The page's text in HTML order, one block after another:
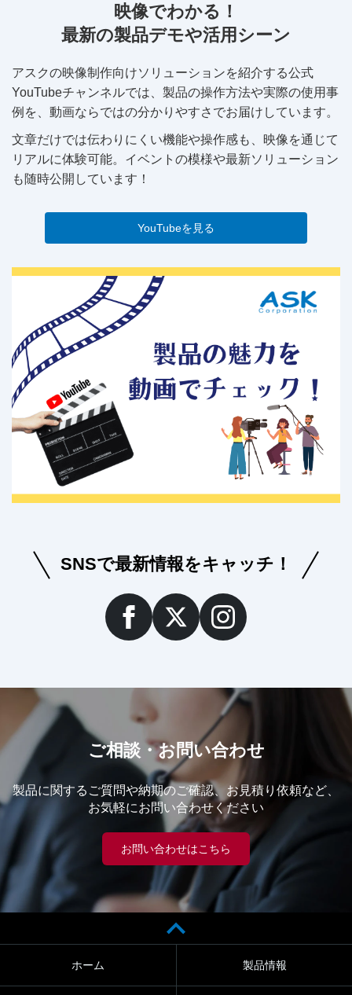
映像でわかる！
最新の製品デモや活用シーン
アスクの映像制作向けソリューションを紹介する公式
YouTubeチャンネルでは、製品の操作方法や実際の使用事
例を、動画ならではの分かりやすさでお届けしています。
文章だけでは伝わりにくい機能や操作感も、映像を通じて
リアルに体験可能。イベントの模様や最新ソリューション
も随時公開しています！
YouTubeを見る
SNSで最新情報をキャッチ！
ご相談・お問い合わせ
製品に関するご質問や納期のご確認、お見積り依頼など、
お気軽にお問い合わせください
お問い合わせはこちら
ホーム 製品情報